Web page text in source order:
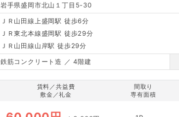
岩手県盛岡市北山１丁目5-30
ＪＲ山田線上盛岡駅 徒歩6分
ＪＲ東北本線盛岡駅 徒歩29分
ＪＲ山田線山岸駅 徒歩29分
鉄筋コンクリート造 ／ 4階建
賃料／共益費
敷金／礼金
間取り
専有面積